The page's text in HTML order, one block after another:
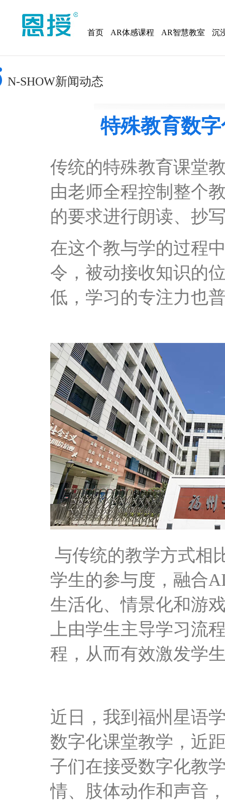
首页 AR体感课程 AR智慧教室 沉
N-SHOW新闻动态
特殊教育数
传统的特殊教育课堂
由老师全程控制整个
的要求进行朗读、抄
在这个教与学的过程
令，被动接收知识的
低， 学习的专注力也
与传统的教学方式相
学生的参与度，融合
生活化、情景化和游
上由学生主导学习流
程，从而有效激发学
近日，我到福州星语
数字化课堂教学，近
子们在接受数字化教
情、肢体动作和声音